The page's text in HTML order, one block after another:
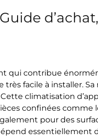
qui contribue
facile à installer.
climatisation
confinées comme
pour des
essentiellement